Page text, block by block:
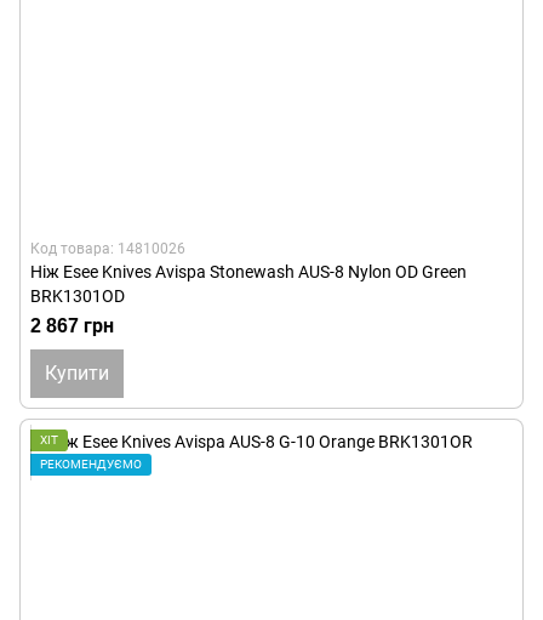
Код товара: 14810026
Ніж Esee Knives Avispa Stonewash AUS-8 Nylon OD Green
BRK1301OD
2 867 грн
Купити
ХІТ
РЕКОМЕНДУЄМО